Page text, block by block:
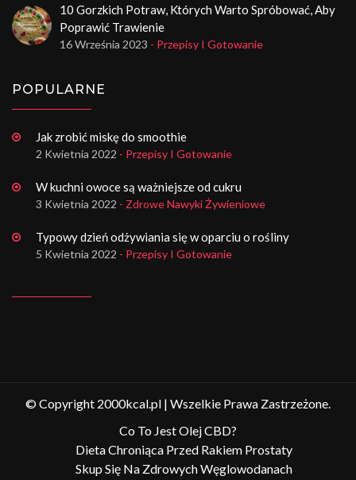
10 Gorzkich Potraw, Których Warto Spróbować, Aby
Poprawić Trawienie
16 Września 2023 - Przepisy I Gotowanie
POPULARNE
Jak zrobić miskę do smoothie
2 Kwietnia 2022 - Przepisy I Gotowanie
W kuchni owoce są ważniejsze od cukru
3 Kwietnia 2022 - Zdrowe Nawyki Żywieniowe
Typowy dzień odżywiania się w oparciu o rośliny
5 Kwietnia 2022 - Przepisy I Gotowanie
© Copyright 2000kcal.pl | Wszelkie Prawa Zastrzeżone.
Co To Jest Olej CBD?
Dieta Chroniąca Przed Rakiem Prostaty
Skup Się Na Zdrowych Węglowodanach